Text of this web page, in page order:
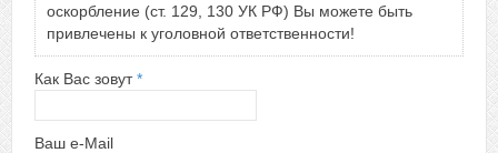
оскорбление (ст. 129, 130 УК РФ) Вы можете быть
привлечены к уголовной ответственности!
Как Вас зовут*
Ваш e-Mail